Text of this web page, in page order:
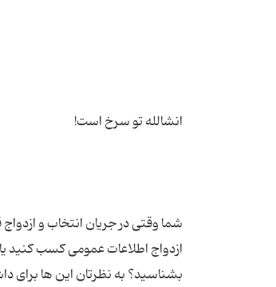
شما وقتی در جریان انتخاب و
ازدواج اطلاعات عمومی کسب کنید
بشناسید؟ به نظرتان این ها برای